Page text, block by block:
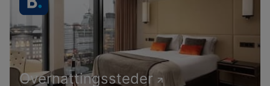
Overnattingssteder